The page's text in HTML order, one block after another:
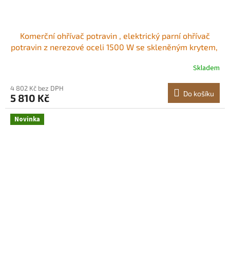
Komerční ohřívač potravin , elektrický parní ohřívač
potravin z nerezové oceli 1500 W se skleněným krytem, ​​
catering, restaurace, večírky a rauty Značka hladiny
Skladem
4 802 Kč bez DPH
5 810 Kč Do košíku
Novinka